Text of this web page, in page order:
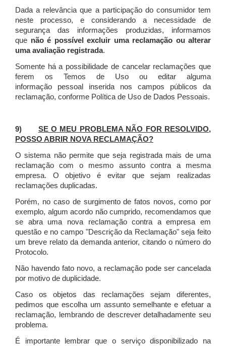
Dada a relevância que a participação do consumidor tem
neste processo, e considerando a necessidade de
segurança das informações produzidas, informamos
que não é possível excluir uma reclamação ou alterar
uma avaliação registrada.
Somente há a possibilidade de cancelar reclamações que
ferem os Temos de Uso ou editar alguma
informação pessoal inserida nos campos públicos da
reclamação, conforme Política de Uso de Dados Pessoais.
9) SE O MEU PROBLEMA NÃO FOR RESOLVIDO,
POSSO ABRIR NOVA RECLAMAÇÃO?
O sistema não permite que seja registrada mais de uma
reclamação com o mesmo assunto contra a mesma
empresa. O objetivo é evitar que sejam realizadas
reclamações duplicadas.
Porém, no caso de surgimento de fatos novos, como por
exemplo, algum acordo não cumprido, recomendamos que
se abra uma nova reclamação contra a empresa em
questão e no campo "Descrição da Reclamação" seja feito
um breve relato da demanda anterior, citando o número do
Protocolo.
Não havendo fato novo, a reclamação pode ser cancelada
por motivo de duplicidade.
Caso os objetos das reclamações sejam diferentes,
pedimos que escolha um assunto semelhante e efetuar a
reclamação, lembrando de descrever detalhadamente seu
problema.
É importante lembrar que o serviço disponibilizado na